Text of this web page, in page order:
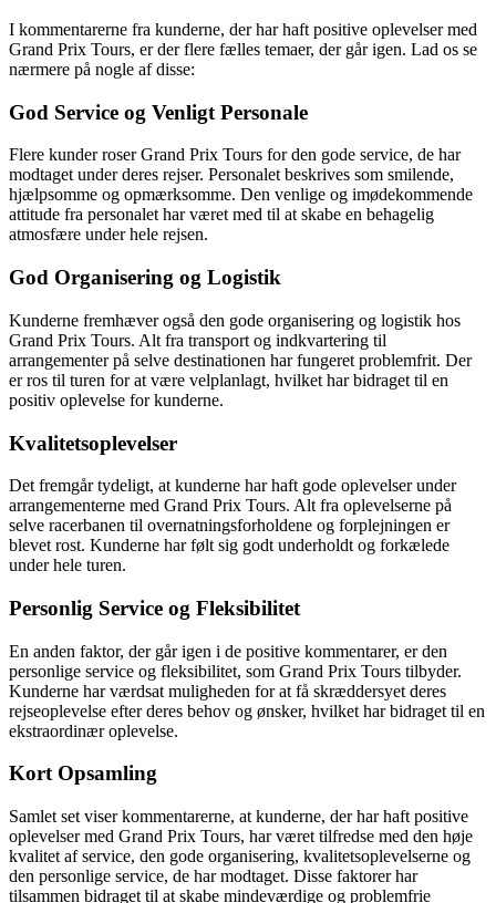
I kommentarerne fra kunderne, der har haft positive oplevelser med
Grand Prix Tours, er der flere fælles temaer, der går igen. Lad os se
nærmere på nogle af disse:
God Service og Venligt Personale
Flere kunder roser Grand Prix Tours for den gode service, de har
modtaget under deres rejser. Personalet beskrives som smilende,
hjælpsomme og opmærksomme. Den venlige og imødekommende
attitude fra personalet har været med til at skabe en behagelig
atmosfære under hele rejsen.
God Organisering og Logistik
Kunderne fremhæver også den gode organisering og logistik hos
Grand Prix Tours. Alt fra transport og indkvartering til
arrangementer på selve destinationen har fungeret problemfrit. Der
er ros til turen for at være velplanlagt, hvilket har bidraget til en
positiv oplevelse for kunderne.
Kvalitetsoplevelser
Det fremgår tydeligt, at kunderne har haft gode oplevelser under
arrangementerne med Grand Prix Tours. Alt fra oplevelserne på
selve racerbanen til overnatningsforholdene og forplejningen er
blevet rost. Kunderne har følt sig godt underholdt og forkælede
under hele turen.
Personlig Service og Fleksibilitet
En anden faktor, der går igen i de positive kommentarer, er den
personlige service og fleksibilitet, som Grand Prix Tours tilbyder.
Kunderne har værdsat muligheden for at få skræddersyet deres
rejseoplevelse efter deres behov og ønsker, hvilket har bidraget til en
ekstraordinær oplevelse.
Kort Opsamling
Samlet set viser kommentarerne, at kunderne, der har haft positive
oplevelser med Grand Prix Tours, har været tilfredse med den høje
kvalitet af service, den gode organisering, kvalitetsoplevelserne og
den personlige service, de har modtaget. Disse faktorer har
tilsammen bidraget til at skabe mindeværdige og problemfrie